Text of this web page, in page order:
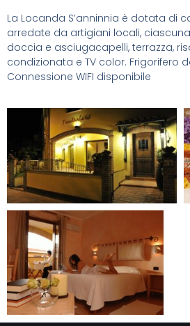
La Locanda S’anninnia è dotata di
arredate da artigiani locali,
doccia e asciugacapelli, terrazza,
condizionata e TV color. Frigorifero
Connessione WIFI disponibile